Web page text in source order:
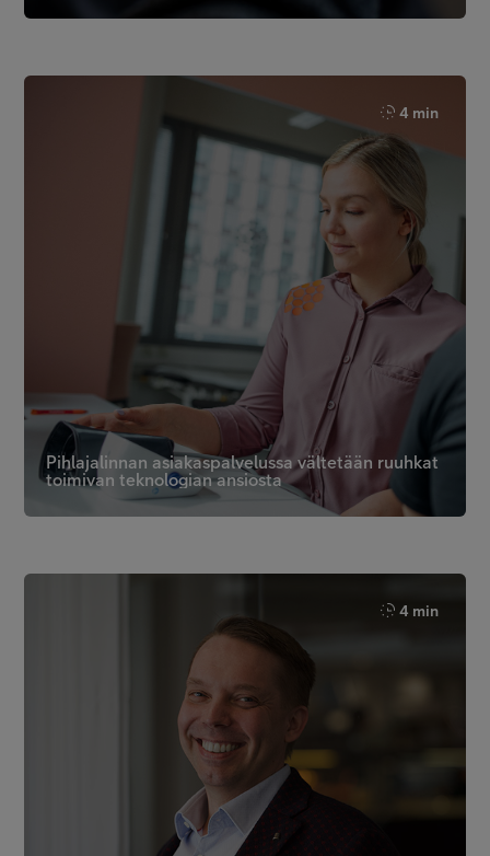
4 min
Pihlajalinnan asiakaspalvelussa vältetään ruuhkat
toimivan teknologian ansiosta
4 min